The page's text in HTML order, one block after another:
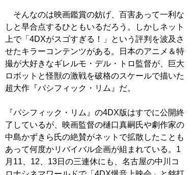
そんなのは映画鑑賞の妨げ、百害あって一利な
しと早合点するひともいるだろう。しかしネット
上で「4DXがスゴすぎる！」という評判を波及さ
せたキラーコンテンツがある。日本のアニメ＆特
撮が大好きなギレルモ・デル・トロ監督が、巨大
ロボットと怪獣の激戦を破格のスケールで描いた
超大作『パシフィック・リム』だ。
『パシフィック・リム』の4DX版はすでに公開終
了しているが、映画監督の樋口真嗣氏や劇作家の
中島かずきら氏の絶賛がネットで拡散したことも
あって何度かリバイバル企画が組まれている。1
月11、12、13日の三連休にも、名古屋の中川コ